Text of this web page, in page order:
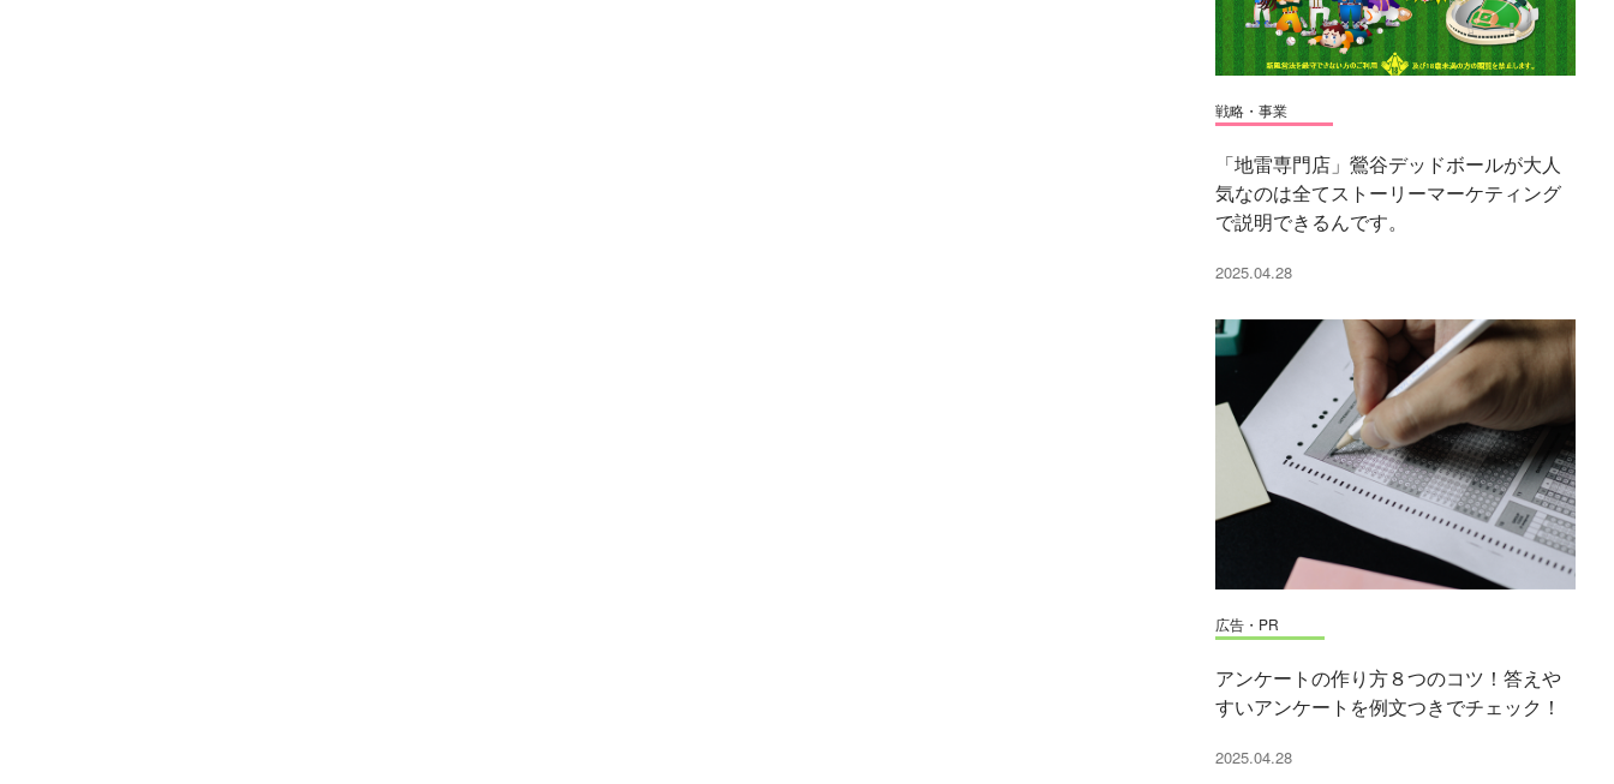
戦略・事業
「地雷専門店」鶯谷デッドボールが大人
気なのは全てストーリーマーケティング
で説明できるんです。
2025.04.28
広告・PR
アンケートの作り方８つのコツ！答えや
すいアンケートを例文つきでチェック！
2025.04.28